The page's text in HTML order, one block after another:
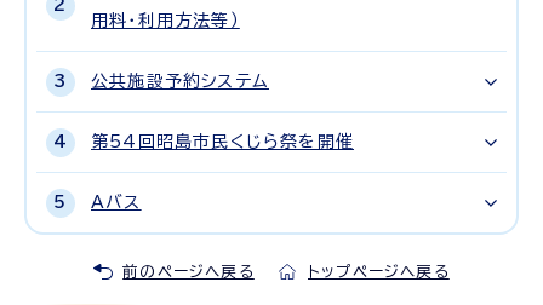
用料・利用方法等）
公共施設予約システム
第54回昭島市民くじら祭を開催
Aバス
前のページへ戻る トップページへ戻る